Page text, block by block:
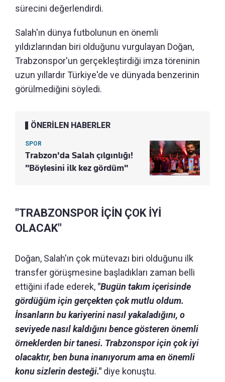
sürecini değerlendirdi.
Salah'ın dünya futbolunun en önemli
yıldızlarından biri olduğunu vurgulayan Doğan,
Trabzonspor'un gerçekleştirdiği imza töreninin
uzun yıllardır Türkiye'de ve dünyada benzerinin
görülmediğini söyledi.
ÖNERİLEN HABERLER
SPOR
Trabzon'da Salah çılgınlığı!
"Böylesini ilk kez gördüm"
"TRABZONSPOR İÇİN ÇOK İYİ
OLACAK"
Doğan, Salah'ın çok mütevazı biri olduğunu ilk
transfer görüşmesine başladıkları zaman belli
ettiğini ifade ederek, "Bugün takım içerisinde
gördüğüm için gerçekten çok mutlu oldum.
İnsanların bu kariyerini nasıl yakaladığını, o
seviyede nasıl kaldığını bence gösteren önemli
örneklerden bir tanesi. Trabzonspor için çok iyi
olacaktır, ben buna inanıyorum ama en önemli
konu sizlerin desteği."diye konuştu.